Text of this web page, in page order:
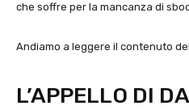
che soffre per la mancanza di
Andiamo a leggere il contenuto
L’APPELLO DI